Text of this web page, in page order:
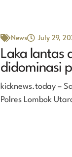
News July 29,
Laka lantas
didominasi
kicknews.today –
Polres Lombok